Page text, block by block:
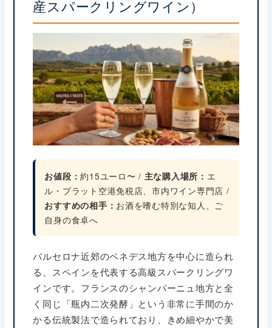
産スパークリングワイン）
お値段：約15ユーロ〜 / 主な購入場所： エ
ル・プラット空港免税店、市内ワイン専門店 /
おすすめの相手： お酒を嗜む特別な知人、ご
自身の食卓へ
バルセロナ近郊のペネデス地方を中心に造られ
る、スペインを代表する高級スパークリングワ
インです。フランスのシャンパーニュ地方と全
く同じ「瓶内二次発酵」という非常に手間のか
かる伝統製法で造られており、きめ細やかで美